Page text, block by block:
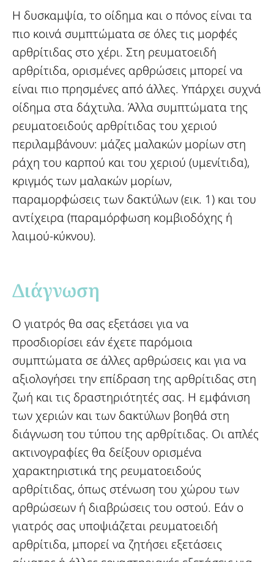
Η δυσκαμψία, το οίδημα και ο πόνος είναι τα
πιο κοινά συμπτώματα σε όλες τις μορφές
αρθρίτιδας στο χέρι. Στη ρευματοειδή
αρθρίτιδα, ορισμένες αρθρώσεις μπορεί να
είναι πιο πρησμένες από άλλες. Υπάρχει συχνά
οίδημα στα δάχτυλα. Άλλα συμπτώματα της
ρευματοειδούς αρθρίτιδας του χεριού
περιλαμβάνουν: μάζες μαλακών μορίων στη
ράχη του καρπού και του χεριού (υμενίτιδα),
κριγμός των μαλακών μορίων,
παραμορφώσεις των δακτύλων (εικ. 1) και του
αντίχειρα (παραμόρφωση κομβιοδόχης ή
λαιμού-κύκνου).
Διάγνωση​
Ο γιατρός θα σας εξετάσει για να
προσδιορίσει εάν έχετε παρόμοια
συμπτώματα σε άλλες αρθρώσεις και για να
αξιολογήσει την επίδραση της αρθρίτιδας στη
ζωή και τις δραστηριότητές σας. Η εμφάνιση
των χεριών και των δακτύλων βοηθά στη
διάγνωση του τύπου της αρθρίτιδας. Οι απλές
ακτινογραφίες θα δείξουν ορισμένα
χαρακτηριστικά της ρευματοειδούς
αρθρίτιδας, όπως στένωση του χώρου των
αρθρώσεων ή διαβρώσεις του οστού. Εάν ο
γιατρός σας υποψιάζεται ρευματοειδή
αρθρίτιδα, μπορεί να ζητήσει εξετάσεις